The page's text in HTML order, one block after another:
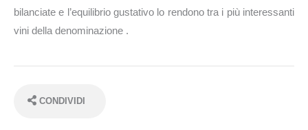
bilanciate e l’equilibrio gustativo lo rendono tra i più interessanti
vini della denominazione .
CONDIVIDI